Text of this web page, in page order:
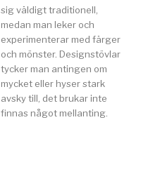
sig väldigt traditionell,
medan man leker och
experimenterar med färger
och mönster. Designstövlar
tycker man antingen om
mycket eller hyser stark
avsky till, det brukar inte
finnas något mellanting.